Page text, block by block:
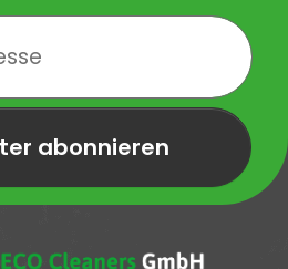
abonnieren